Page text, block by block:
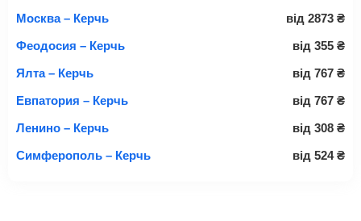
Москва – Керчь
від 2873 ₴
Феодосия – Керчь
від 355 ₴
Ялта – Керчь
від 767 ₴
Евпатория – Керчь
від 767 ₴
Ленино – Керчь
від 308 ₴
Симферополь – Керчь
від 524 ₴